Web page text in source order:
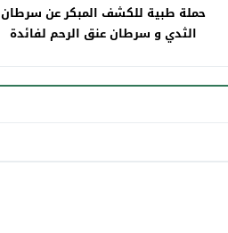
حملة طبية للكشف المبكر عن سرطان
الثدي و سرطان عنق الرحم لفائدة